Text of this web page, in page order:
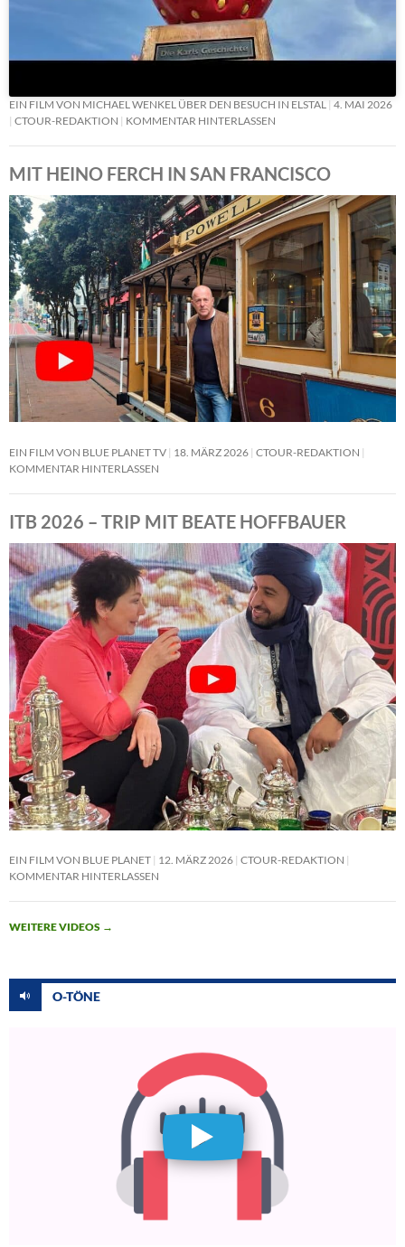
EIN FILM VON MICHAEL WENKEL ÜBER DEN BESUCH IN ELSTAL
4. MAI 2026
CTOUR-REDAKTION
KOMMENTAR HINTERLASSEN
MIT HEINO FERCH IN SAN FRANCISCO
EIN FILM VON BLUE PLANET TV 18. MÄRZ 2026 CTOUR-REDAKTION
KOMMENTAR HINTERLASSEN
ITB 2026 – TRIP MIT BEATE HOFFBAUER
EIN FILM VON BLUE PLANET 12. MÄRZ 2026 CTOUR-REDAKTION
KOMMENTAR HINTERLASSEN
WEITERE VIDEOS →
O-TÖNE